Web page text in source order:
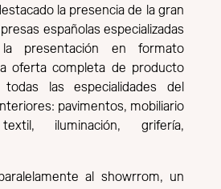
la presencia de la gran
españolas especializadas
presentación en formato
oferta completa de producto
las especialidades del
pavimentos, mobiliario
iluminación, grifería,
al showrrom, un